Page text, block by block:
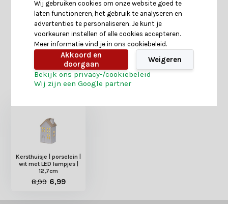
Reviews
Heb je nog interesse in deze recent bekeken
producten?
Kersthuisje | porselein |
wit met LED lampjes |
12,7cm
8,99 6,99
Wij gebruiken cookies om onze website goed te
laten functioneren, het gebruik te analyseren en
advertenties te personaliseren. Je kunt je
voorkeuren instellen of alle cookies accepteren.
Meer informatie vind je in ons cookiebeleid.
Akkoord en
doorgaan
Weigeren
Bekijk ons privacy-/cookiebeleid
Wij zijn een Google partner